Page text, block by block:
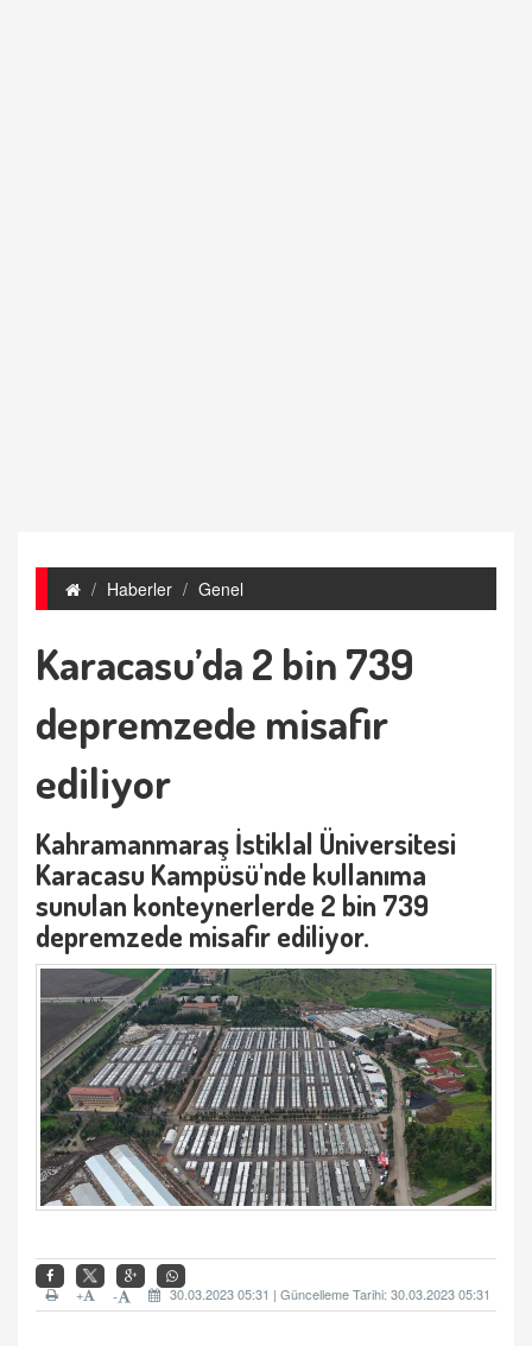
Haberler Genel
Karacasu’da 2 bin 739
depremzede misafir
ediliyor
Kahramanmaraş İstiklal Üniversitesi
Karacasu Kampüsü'nde kullanıma
sunulan konteynerlerde 2 bin 739
depremzede misafir ediliyor.
30.03.2023 05:31 | Güncelleme Tarihi: 30.03.2023 05:31
-
+